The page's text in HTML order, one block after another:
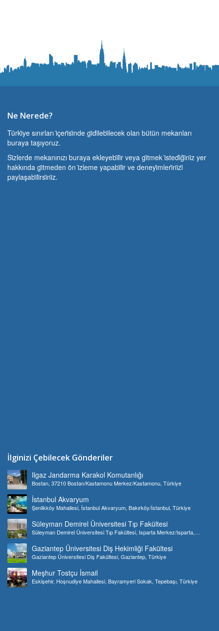
Ne Nerede?
Türki̇ye sınırları i̇çeri̇si̇nde gi̇di̇lebi̇lecek olan bütün mekanları
buraya taşıyoruz.
Si̇zlerde mekanınızı buraya ekleyebi̇li̇r veya gi̇tmek i̇stedi̇ği̇ni̇z yer
hakkında gi̇tmeden ön i̇zleme yapabi̇li̇r ve deneyi̇mleri̇ni̇zi̇
paylaşabi̇li̇rsi̇ni̇z.
İlginizi Çebilecek Gönderiler
Ilgaz Jandarma Karakol Komutanlığı
Bostan, 37210 Bostan/Kastamonu Merkez/Kastamonu, Türkiye
İstanbul Akvaryum
Şenlikköy Mahallesi, İstanbul Akvaryum, Bakırköy/İstanbul, Türkiye
Süleyman Demirel Üniversitesi Tıp Fakültesi
Süleyman Demirel Üniversitesi Tıp Fakültesi, Isparta Merkez/Isparta,
Gaziantep Üniversitesi Diş Hekimliği Fakültesi
Gaziantep Üniversitesi Diş Fakültesi, Gaziantep, Türkiye
Meşhur Tostçu İsmail
Eskişehir, Hoşnudiye Mahallesi, Bayramyeri Sokak, Tepebaşı, Türkiye